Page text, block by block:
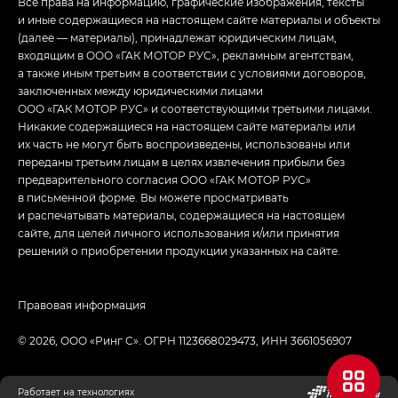
и иные содержащиеся на настоящем сайте материалы и объекты
(далее — материалы), принадлежат юридическим лицам,
входящим в ООО «ГАК МОТОР РУС», рекламным агентствам,
а также иным третьим в соответствии с условиями договоров,
заключенных между юридическими лицами
ООО «ГАК МОТОР РУС» и соответствующими третьими лицами.
Никакие содержащиеся на настоящем сайте материалы или
их часть не могут быть воспроизведены, использованы или
переданы третьим лицам в целях извлечения прибыли без
предварительного согласия ООО «ГАК МОТОР РУС»
в письменной форме. Вы можете просматривать
и распечатывать материалы, содержащиеся на настоящем
сайте, для целей личного использования и/или принятия
решений о приобретении продукции указанных на сайте.
© 2026, ООО «Ринг С». ОГРН 1123668029473, ИНН 3661056907
Правовая информация
Работает на технологиях